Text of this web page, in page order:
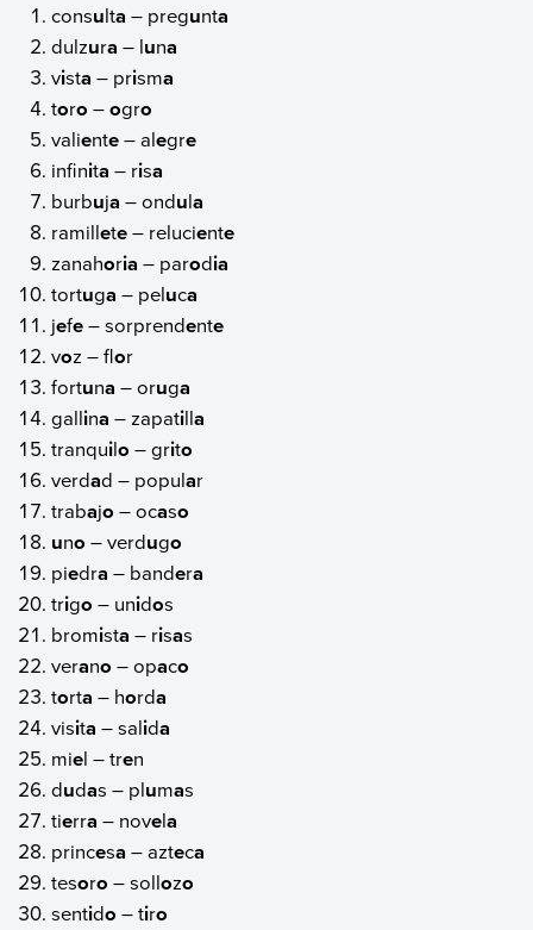
consulta – pregunta
dulzura – luna
vista– prisma
toro –ogro
valiente– alegre
infinita – risa
burbuja – ondula
ramillete– reluciente
zanahoria – parodia
tortuga – peluca
jefe– sorprendente
voz – flor
fortuna – oruga
gallina – zapatilla
tranquilo – grito
verdad – popular
trabajo – ocaso
uno – verdugo
piedra – bandera
trigo – unidos
bromista – risas
verano – opaco
torta – horda
visita – salida
miel – tren
dudas – plumas
tierra – novela
princesa – azteca
tesoro – sollozo
sentido – tiro